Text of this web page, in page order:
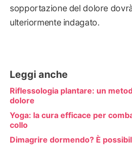
sopportazione del dolore
ulteriormente indagato.
Leggi anche
Riflessologia plantare: un
dolore
Yoga: la cura efficace per
collo
Dimagrire dormendo? È